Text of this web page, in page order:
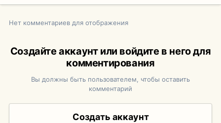
Нет комментариев для отображения
Создайте аккаунт или войдите в него для
комментирования
Вы должны быть пользователем, чтобы оставить
комментарий
Создать аккаунт